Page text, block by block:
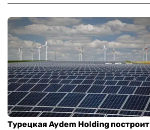
Турецкая Aydem Holding построит